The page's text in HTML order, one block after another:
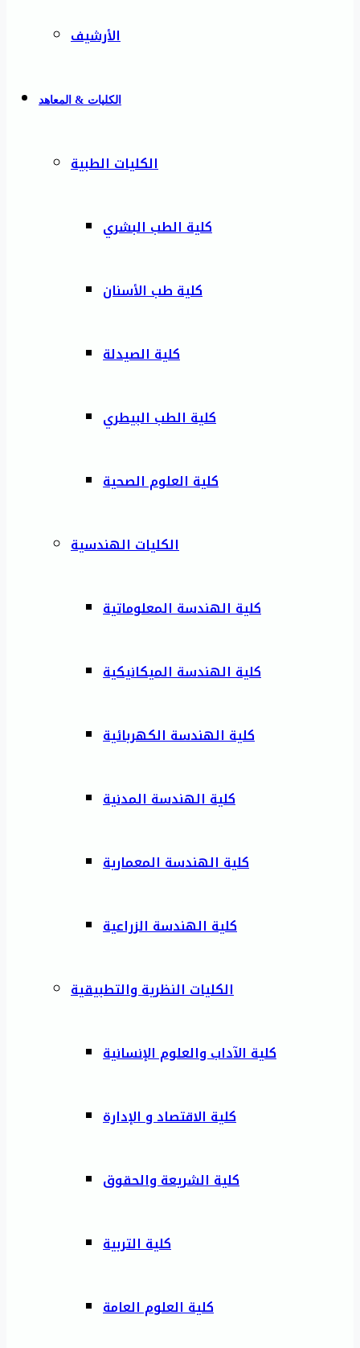
الأرشيف
الكليات & المعاهد
الكليات الطبية
كلية الطب البشري
كلية طب الأسنان
كلية الصيدلة
كلية الطب البيطري
كلية العلوم الصحية
الكليات الهندسية
كلية الهندسة المعلوماتية
كلية الهندسة الميكانيكية
كلية الهندسة الكهربائية
كلية الهندسة المدنية
كلية الهندسة المعمارية
كلية الهندسة الزراعية
الكليات النظرية والتطبيقية
كلية الآداب والعلوم الإنسانية
كلية الاقتصاد و الإدارة
كلية الشريعة والحقوق
كلية التربية
كلية العلوم العامة